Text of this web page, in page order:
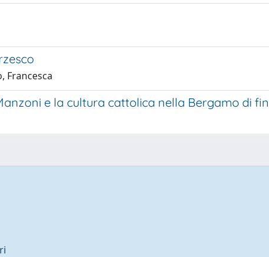
Francesca
e la cultura cattolica nella Bergamo di